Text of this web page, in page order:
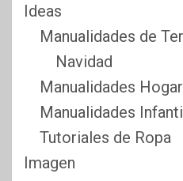
Ideas
Manualidades de
Navidad
Manualidades Hogar
Manualidades
Tutoriales de Ropa
Imagen